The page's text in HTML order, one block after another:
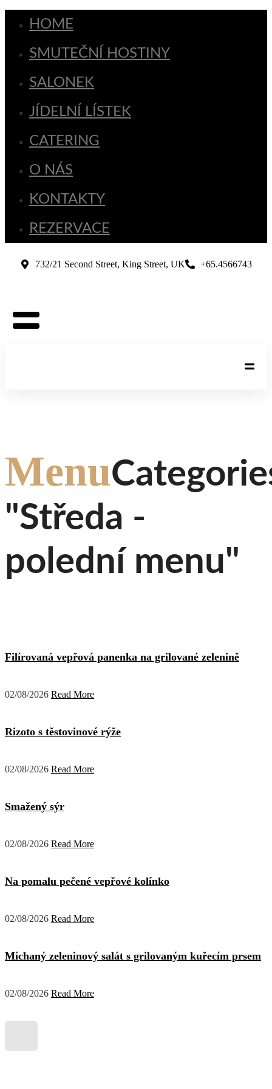
HOME
SMUTEČNÍ HOSTINY
SALONEK
JÍDELNÍ LÍSTEK
CATERING
O NÁS
KONTAKTY
REZERVACE
732/21 Second Street, King Street, UK +65.4566743
Menu
"Středa -
polední menu"
Filírovaná vepřová panenka na grilované zelenině
02/08/2026 Read More
Rizoto s těstovinové rýže
02/08/2026 Read More
Smažený sýr
02/08/2026 Read More
Na pomalu pečené vepřové kolínko
02/08/2026 Read More
Míchaný zeleninový salát s grilovaným kuřecím prsem
02/08/2026 Read More